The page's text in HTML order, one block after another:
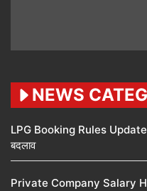
NEWS
LPG Booking Rules
बदलाव
Private Company Salary